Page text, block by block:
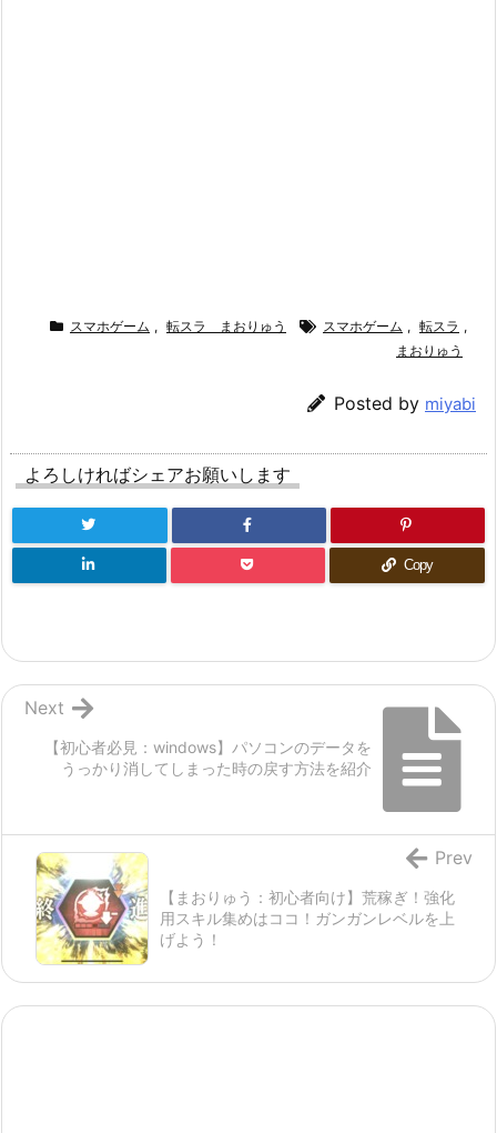
スマホゲーム , 転スラ まおりゅう スマホゲーム , 転スラ ,
まおりゅう
Posted by miyabi
よろしければシェアお願いします
Copy
【初心者必見：windows】パソコンのデータを
うっかり消してしまった時の戻す方法を紹介
Next
【まおりゅう：初心者向け】荒稼ぎ！強化
用スキル集めはココ！ガンガンレベルを上
げよう！
Prev